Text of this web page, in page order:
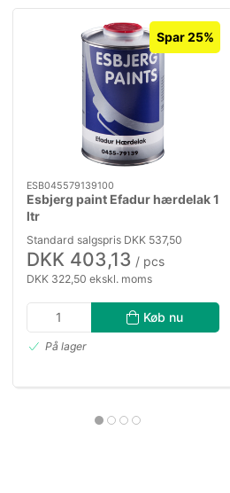
Spar 25%
ESB045579139100
Esbjerg paint Efadur hærdelak 1
ltr
Standard salgspris DKK 537,50
DKK 403,13 / pcs
DKK 322,50 ekskl. moms
Køb nu
På lager